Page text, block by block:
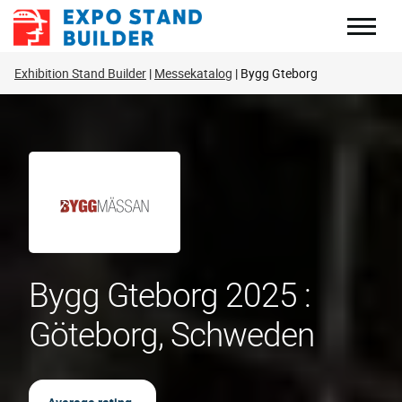
Zum
Inhalt
Exhibition Stand Builder Messekatalog Bygg Gteborg
Bygg Gteborg 2025 :
Göteborg, Schweden